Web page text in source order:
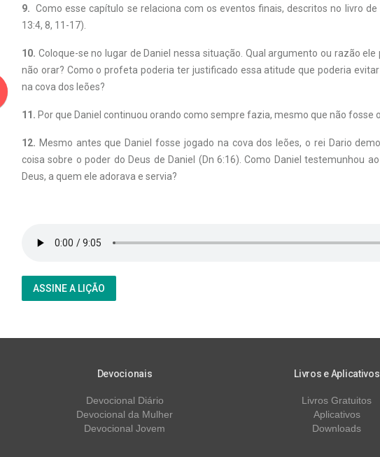
9. Como esse capítulo se relaciona com os eventos finais, descritos no livro de
13:4, 8, 11-17).
10. Coloque-se no lugar de Daniel nessa situação. Qual argumento ou razão
não orar? Como o profeta poderia ter justificado essa atitude que poderia
na cova dos leões?
11. Por que Daniel continuou orando como sempre fazia, mesmo que não fosse
12. Mesmo antes que Daniel fosse jogado na cova dos leões, o rei Dario
coisa sobre o poder do Deus de Daniel (Dn 6:16). Como Daniel testemunhou
Deus, a quem ele adorava e servia?
ASSINE A LIÇÃO
Devocionais
Devocional Diário
Devocional da Mulher
Devocional Jovem
Livros e Aplicativos
Livros Gratuitos
Aplicativos
Downloads